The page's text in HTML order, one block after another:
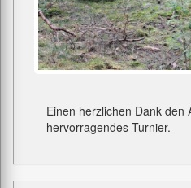
Einen herzlichen Dank den
hervorragendes Turnier.